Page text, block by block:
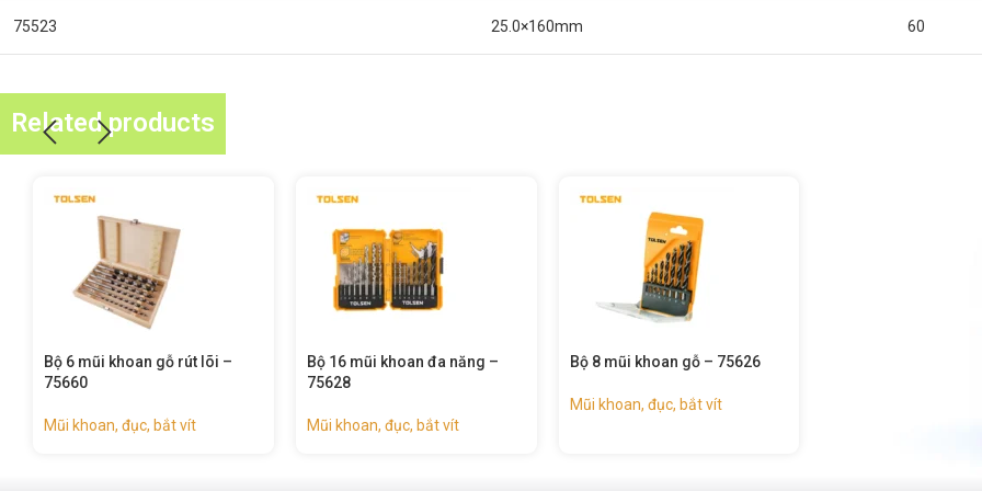
75523 25.0×160mm 60
Related products
Bộ 16 mũi khoan đa năng –
75628
Mũi khoan, đục, bắt vít
Bộ 8 mũi khoan gỗ – 75626 Bộ 5 mũi khoan gỗ – 75625
Mũi khoan, đục, bắt vít